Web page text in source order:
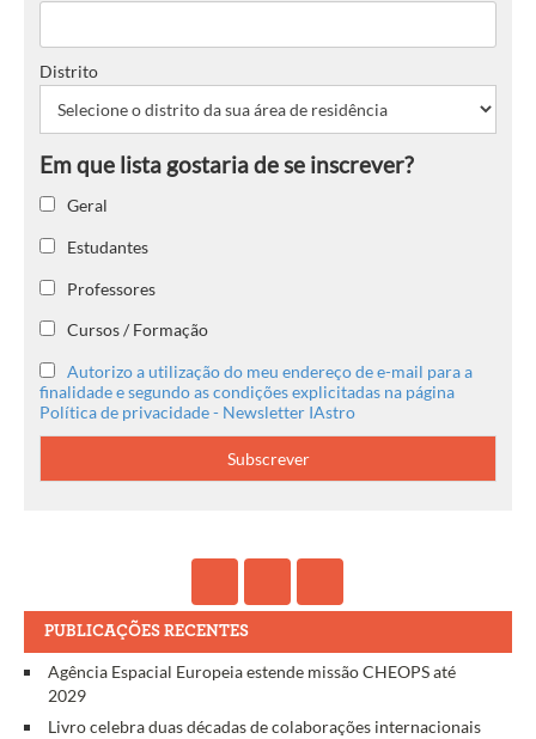
Distrito
Geral
Estudantes
Professores
Cursos / Formação
Autorizo a utilização do meu endereço de e-mail para a
finalidade e segundo as condições explicitadas na página
Política de privacidade - Newsletter IAstro
PUBLICAÇÕES RECENTES
Agência Espacial Europeia estende missão CHEOPS até
2029
Livro celebra duas décadas de colaborações internacionais